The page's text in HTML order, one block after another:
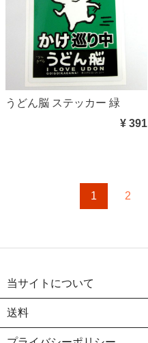
うどん脳 ステッカー 緑
¥ 391
1 2
当サイトについて
送料